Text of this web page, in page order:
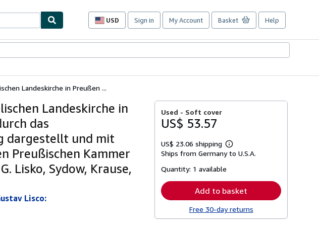
USD
Site
preferences
Sign in My Account Basket Help
Landeskirche in Preußen ...
Landeskirche in
das
dargestellt und mit
Preußischen Kammer
Lisko, Sydow, Krause,
Lisco:
Used - Soft cover
US$ 53.57
US$ 23.06 shipping
Learn
more
Ships from Germany to U.S.A.
Quantity: 1 available
Add to basket
Free 30-day returns